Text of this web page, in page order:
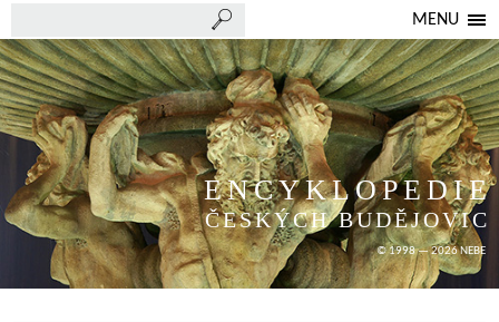
MENU
ENCYKLOPEDIE
ČESKÝCH BUDĚJOVIC
© 1998 — 2026 NEBE